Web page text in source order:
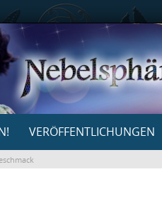
VERÖFFENTLICHUNGEN